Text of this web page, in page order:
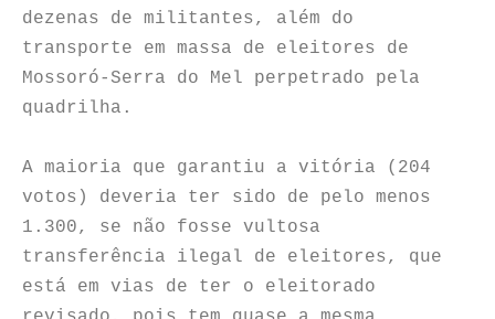
dezenas de militantes, além do
transporte em massa de eleitores de
Mossoró-Serra do Mel perpetrado pela
quadrilha.
A maioria que garantiu a vitória (204
votos) deveria ter sido de pelo menos
1.300, se não fosse vultosa
transferência ilegal de eleitores, que
está em vias de ter o eleitorado